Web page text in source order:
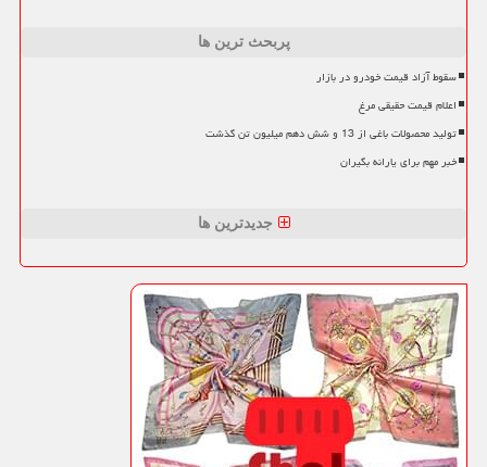
پربحث ترین ها
سقوط آزاد قیمت خودرو در بازار
اعلام قیمت حقیقی مرغ
تولید محصولات باغی از 13 و شش دهم میلیون تن گذشت
خبر مهم برای یارانه بگیران
جدیدترین ها